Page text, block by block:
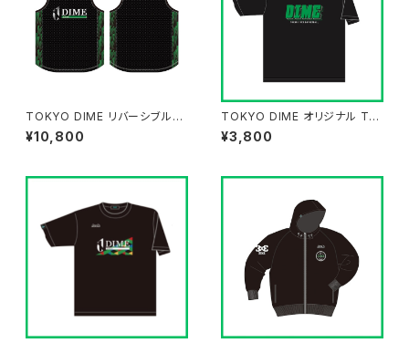
TOKYO DIME リバーシブルタ
ンク BLACK/WHITE
¥10,800
TOKYO DIME オリジナル Tシ
ャツ "DIME BLACK"
¥3,800